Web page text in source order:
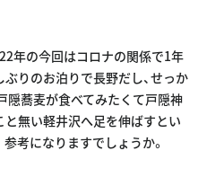
年の今回はコロナの関係で1年
りのお泊りで長野だし、せっか
隠蕎麦が食べてみたくて戸隠神
無い軽井沢へ足を伸ばすとい
考になりますでしょうか。